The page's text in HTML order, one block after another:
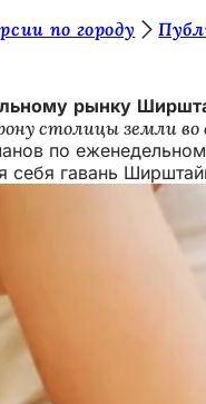
по городу
рынку
столицы земли
по
себя гавань